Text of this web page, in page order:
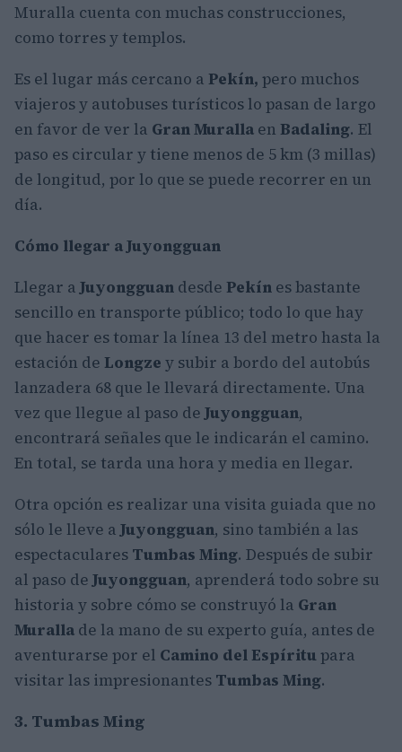
Muralla cuenta con muchas construcciones,
como torres y templos.
Es el lugar más cercano a Pekín, pero muchos
viajeros y autobuses turísticos lo pasan de largo
en favor de ver la Gran Muralla en Badaling. El
paso es circular y tiene menos de 5 km (3 millas)
de longitud, por lo que se puede recorrer en un
día.
Cómo llegar a Juyongguan
Llegar aJuyongguan desde Pekín es bastante
sencillo en transporte público; todo lo que hay
que hacer es tomar la línea 13 del metro hasta la
estación de Longze y subir a bordo del autobús
lanzadera 68 que le llevará directamente. Una
vez que llegue al paso deJuyongguan,
encontrará señales que le indicarán el camino.
En total, se tarda una hora y media en llegar.
Otra opción es realizar una visita guiada que no
sólo le lleve aJuyongguan, sino también a las
espectaculares Tumbas Ming. Después de subir
al paso deJuyongguan, aprenderá todo sobre su
historia y sobre cómo se construyó la Gran
Muralla de la mano de su experto guía, antes de
aventurarse por el Camino del Espíritupara
visitar las impresionantes Tumbas Ming.
3. Tumbas Ming